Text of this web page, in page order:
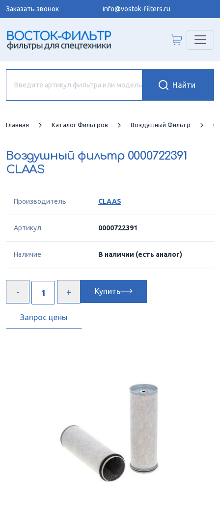
Заказать звонок info@vostok-filters.ru
Главная Каталог Фильтров Воздушный Фильтр
Воздушный фильтр 0000722391
CLAAS
Производитель CLAAS
Артикул 0000722391
Наличие В наличии (есть аналог)
Купить
Запрос цены